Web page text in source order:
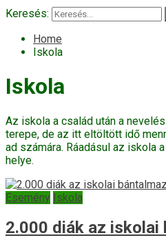
Keresés:
Home
Iskola
Iskola
Az iskola a család után a
terepe, de az itt eltöltött idő
ad számára. Ráadásul az
helye.
Esemény Iskola
2.000 diák az iskolai